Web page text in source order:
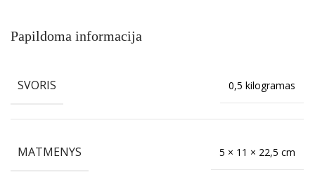
Papildoma informacija
SVORIS 0,5 kilogramas
MATMENYS 5 × 11 × 22,5 cm